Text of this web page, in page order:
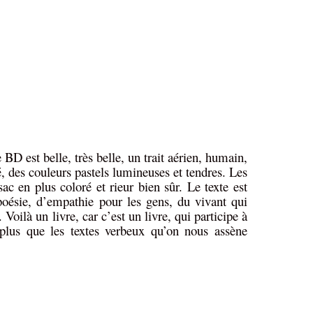
BD est belle, très belle, un trait aérien, humain,
des couleurs pastels lumineuses et tendres. Les
en plus coloré et rieur bien sûr. Le texte est
d’empathie pour les gens, du vivant qui
Voilà un livre, car c’est un livre, qui participe à
que les textes verbeux qu’on nous assène